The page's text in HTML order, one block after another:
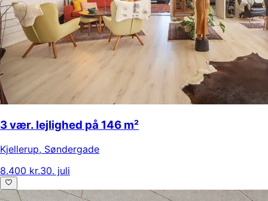
3 vær. lejlighed på 146 m²
Kjellerup, Søndergade
8.400 kr.30. juli